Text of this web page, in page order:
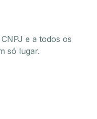
e a todos os
só lugar.